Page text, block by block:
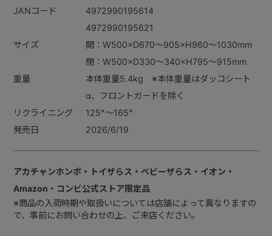
JANコード
4972990195614
4972990195621
サイズ
開：W500×D670～905×H960～1030mm
閉：W500×D330～340×H795～915mm
重量
本体重量5.4kg ※本体重量はダッコシート
α、フロントガードを除く
リクライニング
125°～165°
発売日
2026/6/19
アカチャンホンポ・トイザらス・ベビーザらス・イオン・
Amazon・コンビ公式ストア限定品
※商品の入荷時期や取扱いについては店舗によって異なりますの
で、事前にお問い合わせの上、ご来店ください。